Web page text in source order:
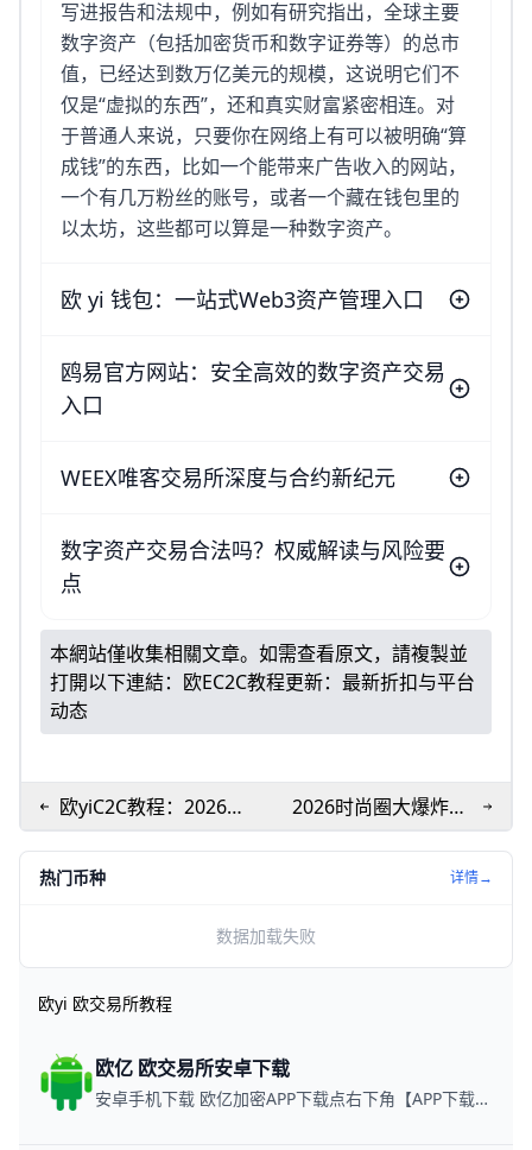
写进报告和法规中，例如有研究指出，全球主要
数字资产（包括加密货币和数字证券等）的总市
值，已经达到数万亿美元的规模，这说明它们不
仅是“虚拟的东西”，还和真实财富紧密相连。对
于普通人来说，只要你在网络上有可以被明确“算
成钱”的东西，比如一个能带来广告收入的网站，
一个有几万粉丝的账号，或者一个藏在钱包里的
以太坊，这些都可以算是一种数字资产。
欧 yi 钱包：一站式Web3资产管理入口
鸥易官方网站：安全高效的数字资产交易
入口
WEEX唯客交易所深度与合约新纪元
数字资产交易合法吗？权威解读与风险要
点
本網站僅收集相關文章。如需查看原文，請複製並
打開以下連結： 欧eC2C教程更新：最新折扣与平台
动态
欧yiC2C教程：2026最
新买卖币攻略曝光！
2026时尚圈大爆炸！
米兰时装周五大趋势
热门币种 详情→
数据加载失败
欧yi 欧交易所教程
欧亿 欧交易所安卓下载
安卓手机下载 欧亿加密APP下载点右下角【APP下载】联系客服 每日更新可用链接